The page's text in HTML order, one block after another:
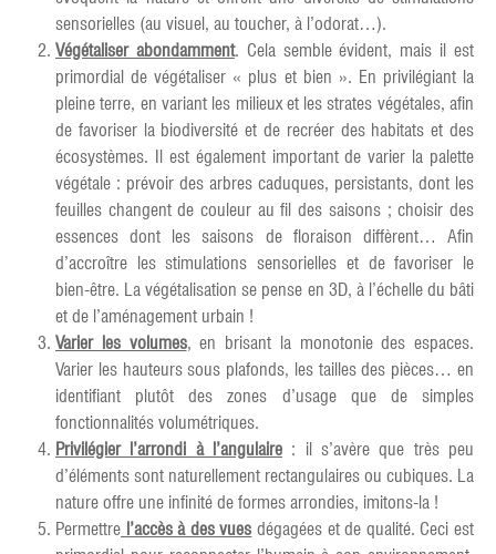
sensorielles (au visuel, au toucher, à l’odorat…).
Végétaliser abondamment. Cela semble évident, mais il est
primordial de végétaliser « plus et bien ». En privilégiant la
pleine terre, en variant les milieux et les strates végétales, afin
de favoriser la biodiversité et de recréer des habitats et des
écosystèmes. Il est également important de varier la palette
végétale : prévoir des arbres caduques, persistants, dont les
feuilles changent de couleur au fil des saisons ; choisir des
essences dont les saisons de floraison diffèrent… Afin
d’accroître les stimulations sensorielles et de favoriser le
bien-être. La végétalisation se pense en 3D, à l’échelle du bâti
et de l’aménagement urbain !
Varier les volumes, en brisant la monotonie des espaces.
Varier les hauteurs sous plafonds, les tailles des pièces… en
identifiant plutôt des zones d’usage que de simples
fonctionnalités volumétriques.
Privilégier l’arrondi à l’angulaire : il s’avère que très peu
d’éléments sont naturellement rectangulaires ou cubiques. La
nature offre une infinité de formes arrondies, imitons-la !
Permettre l’accès à des vues dégagées et de qualité. Ceci est